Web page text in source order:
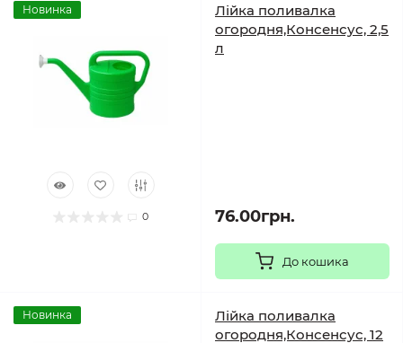
Новинка
0
Лійка поливалка
огородня,Консенсус, 2,5
л
76.00грн.
До кошика
Новинка
Лійка поливалка
огородня,Консенсус, 12